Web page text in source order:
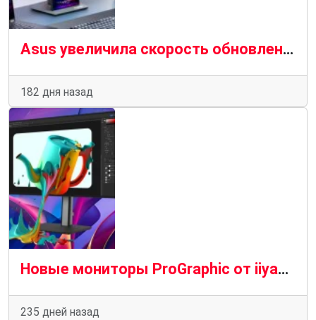
Asus увеличила скорость обновления в двухрежимном мониторе ROG Strix XG27UCG Gen2
182 дня назад
Новые мониторы ProGraphic от iiyama предназначены для творческих профессионалов
235 дней назад